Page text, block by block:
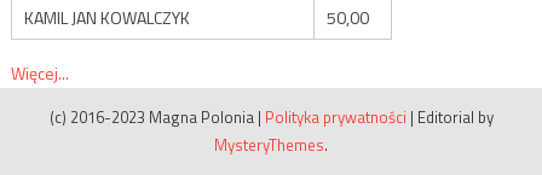
KAMIL JAN KOWALCZYK
50,00
Więcej...
(c) 2016-2023 Magna Polonia | Polityka prywatności | Editorial by
MysteryThemes.